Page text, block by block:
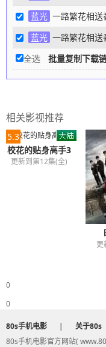
蓝光 一路繁花相送
蓝光 一路繁花相送
全选
批量复制下载
相关影视推荐
5.3
校花的贴身高手3
更新到第12集(全)
更
0
0
80s手机电影 | 关于80s
80s手机电影官方网站(